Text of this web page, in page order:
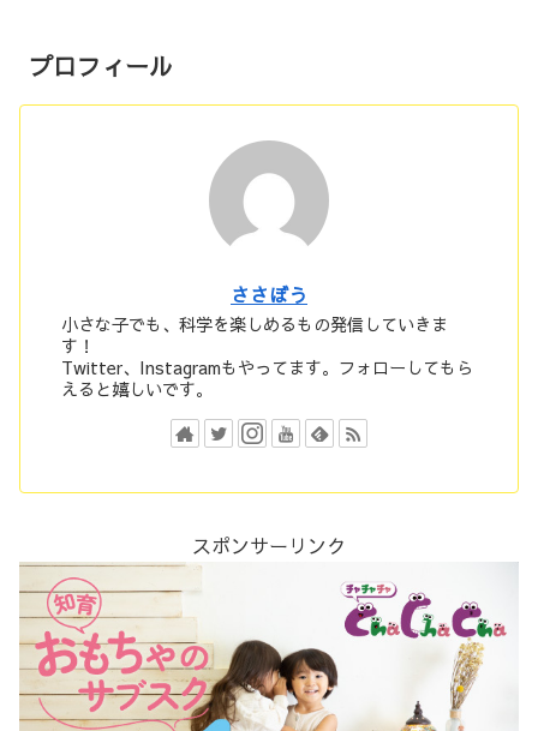
プロフィール
ささぼう
小さな子でも、科学を楽しめるもの発信していきま
す！
Twitter、Instagramもやってます。フォローしてもら
えると嬉しいです。
スポンサーリンク